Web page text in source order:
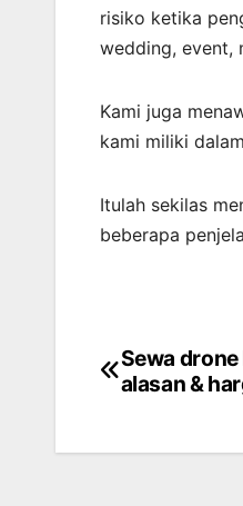
risiko ketika
wedding, event,
Kami juga
kami miliki
Itulah sekilas
beberapa
Post
Sewa
alasan &